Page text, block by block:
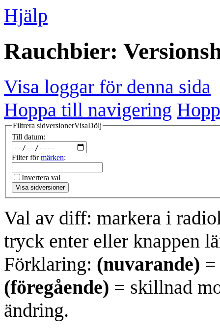
Hjälp
Rauchbier:
Visa loggar för denna sida
Hoppa till navigering
Filtrera sidversionerVisaDölj
Till datum:
Filter förmärken:
Invertera val
Visa sidversioner
Val av diff: markera i
tryck enter eller knappen
Förklaring: (nuvarande)
(föregående) = skillnad
ändring.